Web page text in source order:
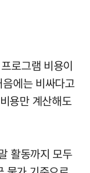
로그램 비용이
에는 비싸다고
용만 계산해도
활동까지 모두